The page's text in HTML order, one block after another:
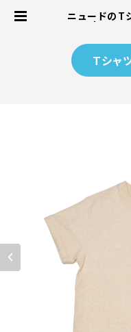
ニュードのT
Tシャ